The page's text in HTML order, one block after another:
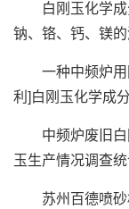
白刚玉化学成
钠、铬、钙、镁
一种中频炉用
利]白刚玉化学成
中频炉废旧白
玉生产情况调查
苏州百德喷